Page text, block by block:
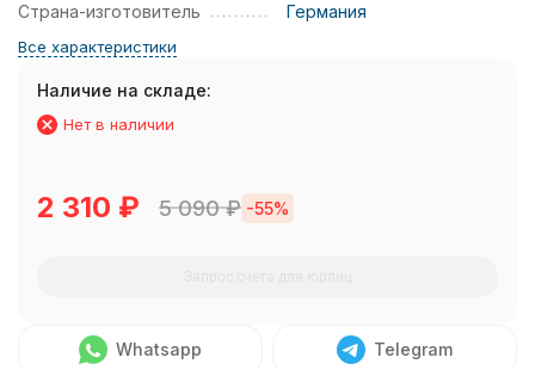
Страна-изготовитель
Германия
Все характеристики
Наличие на складе:
Нет в наличии
2 310 ₽ 5 090₽ -55%
Whatsapp Telegram